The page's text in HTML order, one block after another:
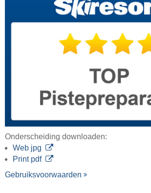
Onderscheiding downloaden:
Web jpg
Print pdf
Gebruiksvoorwaarden